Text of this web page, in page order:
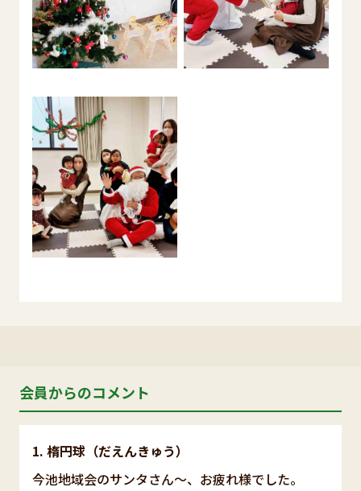
会員からのコメント
楕円球（だえんきゅう）
今池地域会のサンタさん～、お疲れ様でした。